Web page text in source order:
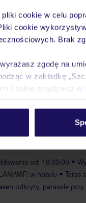
cookie w celu
cookie
Brak
zgodę na
w zakładkę
cookie znajdziesz w
lub klub nocny
strefą dla dzieci jest
uprawiać rozmaite
i bilard. Pozostałe
od: 18:00:00
WiFi w hotelu Taras
odkryty, parasole